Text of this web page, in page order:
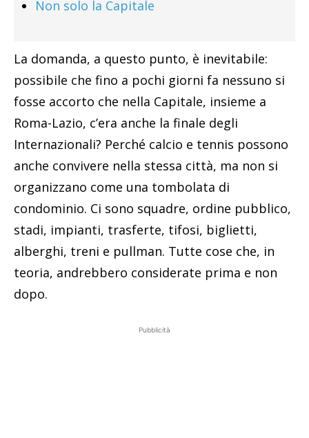
Non solo la Capitale
La domanda, a questo punto, è inevitabile:
possibile che fino a pochi giorni fa nessuno si
fosse accorto che nella Capitale, insieme a
Roma-Lazio, c’era anche la finale degli
Internazionali? Perché calcio e tennis possono
anche convivere nella stessa città, ma non si
organizzano come una tombolata di
condominio. Ci sono squadre, ordine pubblico,
stadi, impianti, trasferte, tifosi, biglietti,
alberghi, treni e pullman. Tutte cose che, in
teoria, andrebbero considerate prima e non
dopo.
Pubblicità